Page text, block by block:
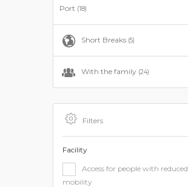
Port (18)
Short Breaks (5)
With the family (24)
Filters
Facility
Access for people with reduced
mobility